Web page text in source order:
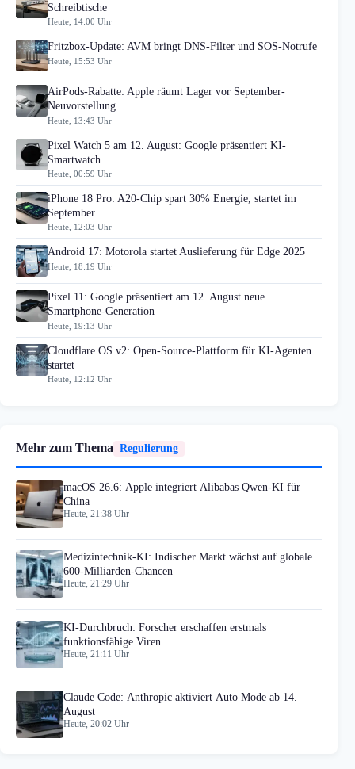
Schreibtische
Heute, 14:00 Uhr
Fritzbox-Update: AVM bringt DNS-Filter und SOS-Notrufe
Heute, 15:53 Uhr
AirPods-Rabatte: Apple räumt Lager vor September-
Neuvorstellung
Heute, 13:43 Uhr
Pixel Watch 5 am 12. August: Google präsentiert KI-
Smartwatch
Heute, 00:59 Uhr
iPhone 18 Pro: A20-Chip spart 30% Energie, startet im
September
Heute, 12:03 Uhr
Android 17: Motorola startet Auslieferung für Edge 2025
Heute, 18:19 Uhr
Pixel 11: Google präsentiert am 12. August neue
Smartphone-Generation
Heute, 19:13 Uhr
Cloudflare OS v2: Open-Source-Plattform für KI-Agenten
startet
Heute, 12:12 Uhr
Mehr zum Thema Regulierung
macOS 26.6: Apple integriert Alibabas Qwen-KI für
China
Heute, 21:38 Uhr
Medizintechnik-KI: Indischer Markt wächst auf globale
600-Milliarden-Chancen
Heute, 21:29 Uhr
KI-Durchbruch: Forscher erschaffen erstmals
funktionsfähige Viren
Heute, 21:11 Uhr
Claude Code: Anthropic aktiviert Auto Mode ab 14.
August
Heute, 20:02 Uhr